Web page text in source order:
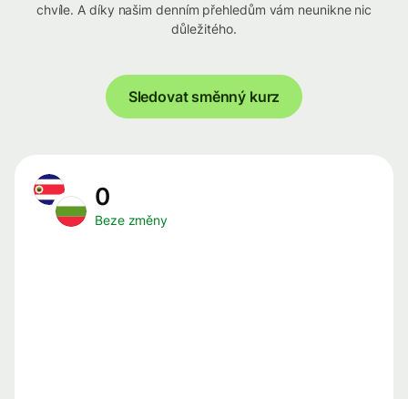
chvíle. A díky našim denním přehledům vám neunikne nic
důležitého.
Sledovat směnný kurz
0
Beze změny